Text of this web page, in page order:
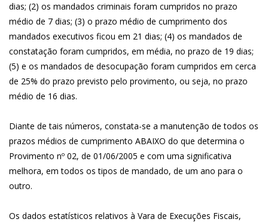
dias; (2) os mandados criminais foram cumpridos no prazo
médio de 7 dias; (3) o prazo médio de cumprimento dos
mandados executivos ficou em 21 dias; (4) os mandados de
constatação foram cumpridos, em média, no prazo de 19 dias;
(5) e os mandados de desocupação foram cumpridos em cerca
de 25% do prazo previsto pelo provimento, ou seja, no prazo
médio de 16 dias.
Diante de tais números, constata-se a manutenção de todos os
prazos médios de cumprimento ABAIXO do que determina o
Provimento nº 02, de 01/06/2005 e com uma significativa
melhora, em todos os tipos de mandado, de um ano para o
outro.
Os dados estatísticos relativos à Vara de Execuções Fiscais,